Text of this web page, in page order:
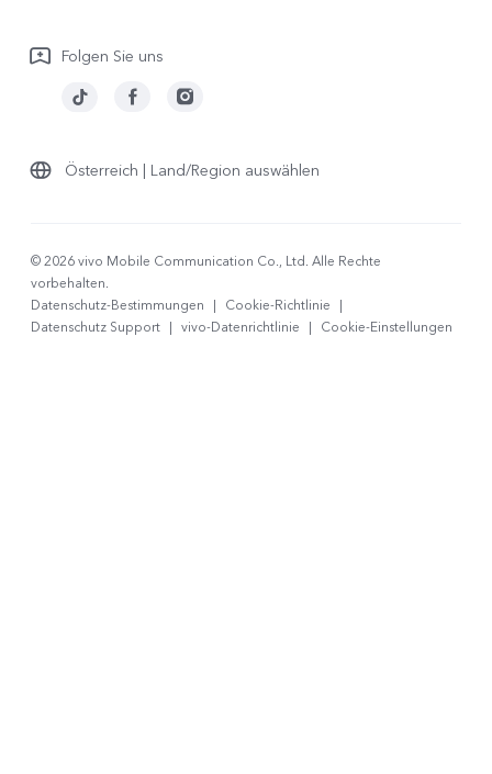
Folgen Sie uns
Österreich | Land/Region auswählen
© 2026 vivo Mobile Communication Co., Ltd. Alle Rechte
vorbehalten.
Datenschutz-Bestimmungen
| Cookie-Richtlinie
|
Datenschutz Support | vivo-Datenrichtlinie | Cookie-Einstellungen